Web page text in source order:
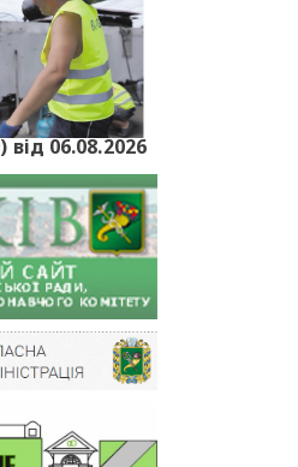
06.08.2026